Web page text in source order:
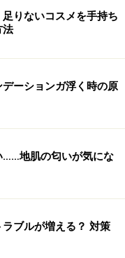
りないコスメを手持ち
法
ーションガ浮く時の原
……地肌の匂いが気にな
ブルが増える？ 対策